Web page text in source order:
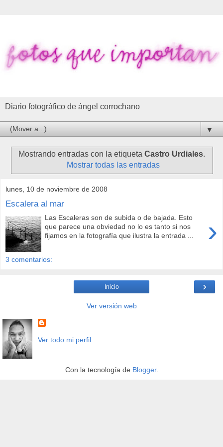
Diario fotográfico de ángel corrochano
▼
Mostrando entradas con la etiqueta Castro Urdiales.
Mostrar todas las entradas
lunes, 10 de noviembre de 2008
Escalera al mar
›
Las Escaleras son de subida o de bajada. Esto
que parece una obviedad no lo es tanto si nos
fijamos en la fotografía que ilustra la entrada ...
3 comentarios:
›
Inicio
Ver versión web
Ver todo mi perfil
Con la tecnología de Blogger.